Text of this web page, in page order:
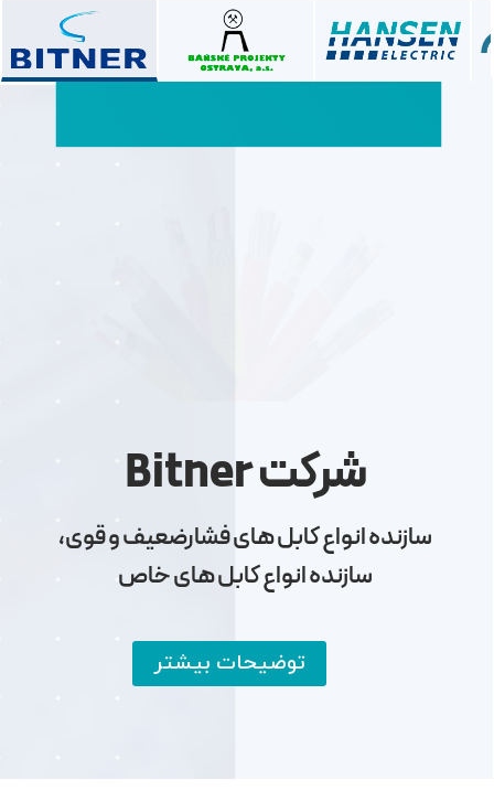
سازنده انواع کابل های فشارضعیف و قوی،
سازنده انواع کابل های خاص
توضیحات بیشتر
شرکت Bitner